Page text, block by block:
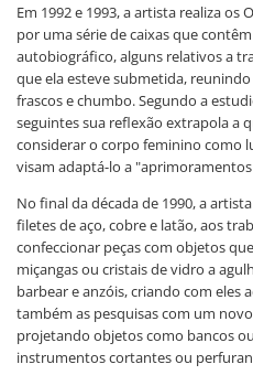
Em 1992 e 1993, a artista realiza
por uma série de caixas que
autobiográfico, alguns relativos a
que ela esteve submetida,
frascos e chumbo. Segundo a
seguintes sua reflexão extrapola a
considerar o corpo feminino como
visam adaptá-lo a
No final da década de 1990, a
filetes de aço, cobre e latão, aos
confeccionar peças com objetos
miçangas ou cristais de vidro a
barbear e anzóis, criando com eles
também as pesquisas com um
projetando objetos como bancos
instrumentos cortantes ou